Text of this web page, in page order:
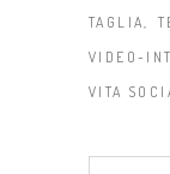
TAGLIA
VIDEO-
VITA